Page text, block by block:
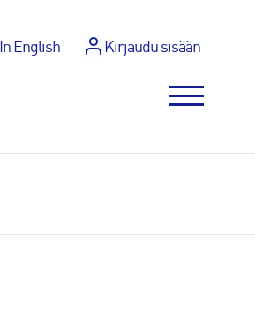
In English Kirjaudu sisään